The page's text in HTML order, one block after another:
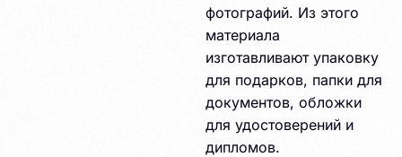
фотографий. Из этого
материала
изготавливают упаковку
для подарков, папки для
документов, обложки
для удостоверений и
дипломов.